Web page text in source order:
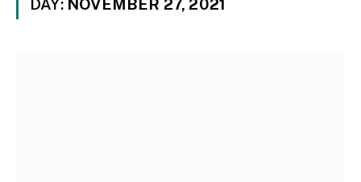
DAY: NOVEMBER 27, 2021